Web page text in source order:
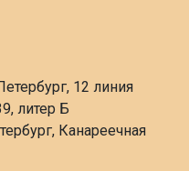
12 линия
литер Б
Канареечная